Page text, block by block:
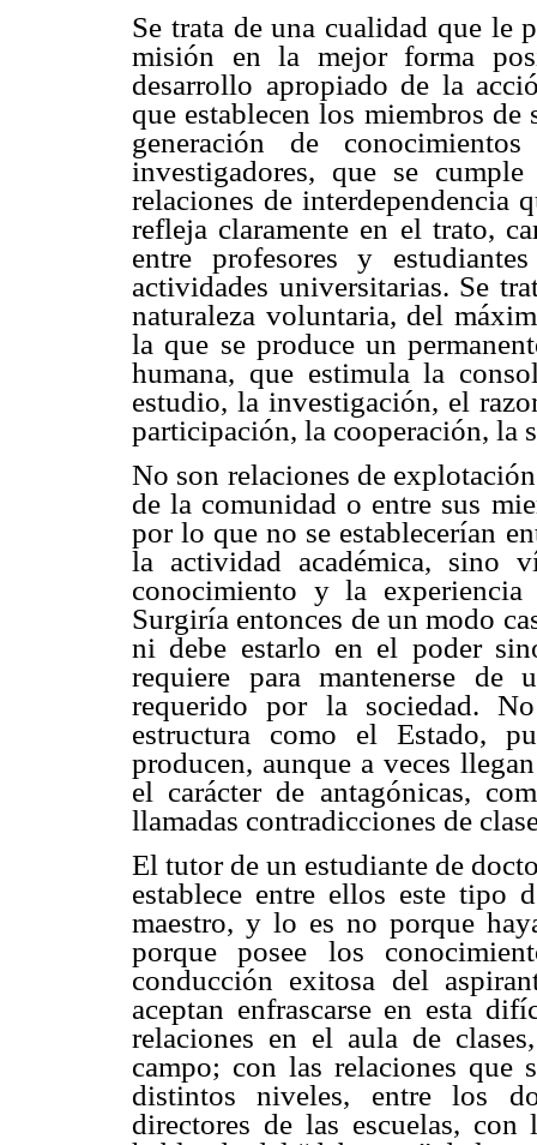
Se trata de una cualidad que le
misión en la mejor forma
desarrollo apropiado de la
que establecen los miembros
generación de
investigadores, que se
relaciones de interdependencia
refleja claramente en el trato,
entre profesores y
actividades universitarias. Se
naturaleza voluntaria, del
la que se produce un
humana, que estimula la
estudio, la investigación, el
participación, la cooperación, la
No son relaciones de
de la comunidad o entre sus
por lo que no se establecerían
la actividad académica, sino
conocimiento y la experiencia
Surgiría entonces de un modo
ni debe estarlo en el poder
requiere para mantenerse de
requerido por la sociedad.
estructura como el Estado,
producen, aunque a veces
el carácter de antagónicas,
llamadas contradicciones de
El tutor de un estudiante de
establece entre ellos este tipo
maestro, y lo es no porque
porque posee los
conducción exitosa del
aceptan enfrascarse en esta
relaciones en el aula de
campo; con las relaciones que
distintos niveles, entre los
directores de las escuelas,